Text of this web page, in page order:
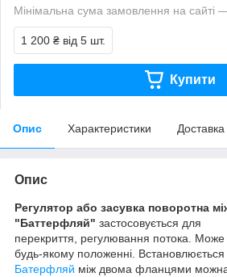
Мінімальна сума замовлення на сайті
1 200 ₴ від 5 шт.
Купити
Опис Характеристики Доставка
Опис
Регулятор або засувка поворотна
"Баттерфляй" застосовується для
перекриття, регулювання потока.
будь-якому положенні. Встановлюється
Батерфляй між двома фланцями